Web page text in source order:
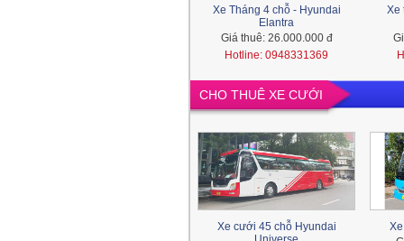
Xe Tháng 4 chỗ - Hyundai
Elantra
Giá thuê: 26.000.000 đ
Hotline: 0948331369
Xe
CHO THUÊ XE CƯỚI
Xe cưới 45 chỗ Hyundai